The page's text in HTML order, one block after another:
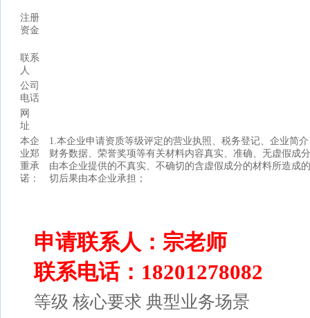
注册
资金
联系
人
公司
电话
网
址
本企
业郑
重承
诺：
1.本企业申请资质等级评定的营业执照、税务登记、企业简
财务数据、荣誉奖项等有关材料内容真实、准确、无虚假成
由本企业提供的不真实、不确切的含虚假成分的材料所造成
切后果由本企业承担；
申请联系人：宗老师
联系电话：18201278082
等级 核心要求 典型业务场景